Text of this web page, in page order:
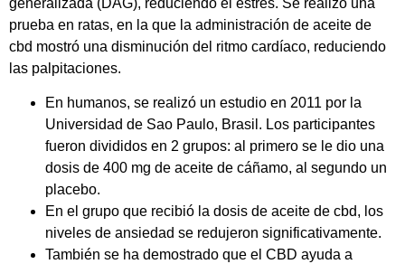
prueba en ratas, en la que la administración de aceite de
cbd mostró una disminución del ritmo cardíaco, reduciendo
las palpitaciones.
En humanos, se realizó un estudio en 2011 por la
Universidad de Sao Paulo, Brasil. Los participantes
fueron divididos en 2 grupos: al primero se le dio una
dosis de 400 mg de aceite de cáñamo, al segundo un
placebo.
En el grupo que recibió la dosis de aceite de cbd, los
niveles de ansiedad se redujeron significativamente.
También se ha demostrado que el CBD ayuda a